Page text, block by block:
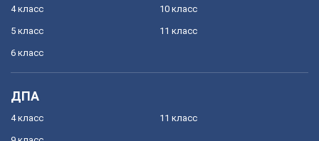
4 класс
5 класс
6 класс
10 класс
11 класс
ДПА
4 класс 11 класс